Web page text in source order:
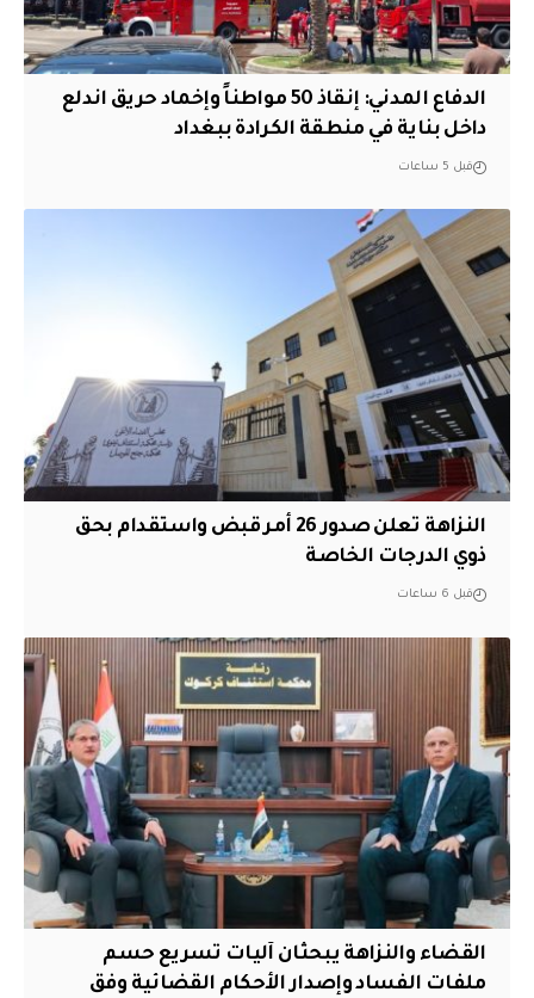
الدفاع المدني: إنقاذ 50 مواطناً وإخماد حريق اندلع
داخل بناية في منطقة الكرادة ببغداد
قبل 5 ساعات
النزاهة تعلن صدور 26 أمر قبض واستقدام بحق
ذوي الدرجات الخاصة
قبل 6 ساعات
القضاء والنزاهة يبحثان آليات تسريع حسم
ملفات الفساد وإصدار الأحكام القضائية وفق